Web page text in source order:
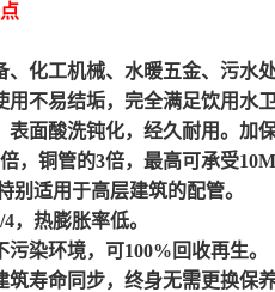
、化工机械、水暖五金、污水
用不易结垢，完全满足饮用水
表面酸洗钝化，经久耐用。加
，铜管的3倍，最高可承受
别适用于高层建筑的配管。
，热膨胀率低。
染环境，可100%回收再生。
筑寿命同步，终身无需更换保